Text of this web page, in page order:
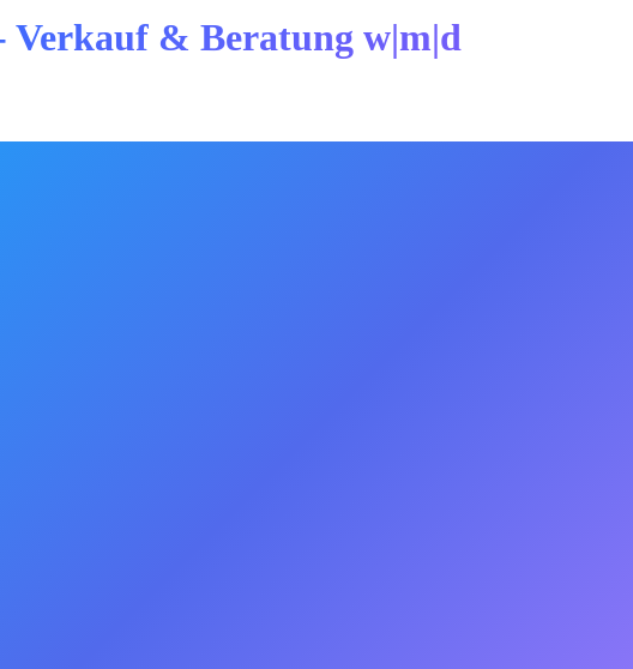
Verkauf & Beratung w|m|d